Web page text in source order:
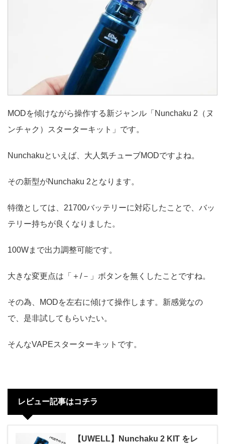
MODを傾けながら操作する新ジャンル「Nunchaku 2（ヌ
ンチャク）スターターキット」です。
Nunchakuといえば、大人気チューブMODですよね。
その新型がNunchaku 2となります。
特徴としては、21700バッテリーに対応したことで、バッ
テリー持ちが良くなりました。
100Wまで出力調整可能です。
大きな変更点は「＋/－」ボタンを無くしたことですね。
その為、MODを左右に傾けて操作します。新感覚なの
で、是非試してもらいたい。
そんなVAPEスターターキットです。
レビュー記事はコチラ
【UWELL】Nunchaku 2 KIT をレ